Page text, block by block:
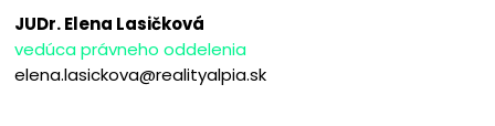
JUDr. Elena Lasičková
vedúca právneho oddelenia
elena.lasickova@realityalpia.sk